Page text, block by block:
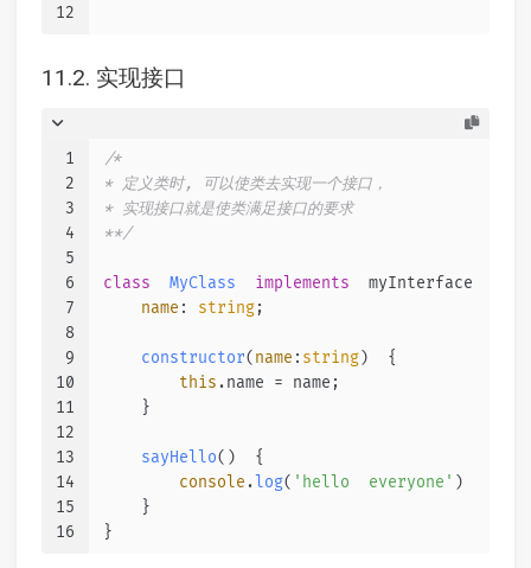
12
11.2. 实现接口
1
2
3
4
5
6
7
8
9
10
11
12
13
14
15
16
/*
* 定义类时, 可以使类去实现一个接口，
* 实现接口就是使类满足接口的要求
**/
class MyClass implements
  myInterface  {
name : string;
constructor( name : string)  {
this.name = name;
    }
sayHello( )  {
console. log( 'hello  everyone' )
    }
}